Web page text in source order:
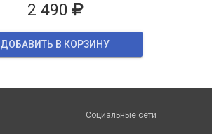
2 490
ДОБАВИТЬ В КОРЗИНУ
Социальные сети